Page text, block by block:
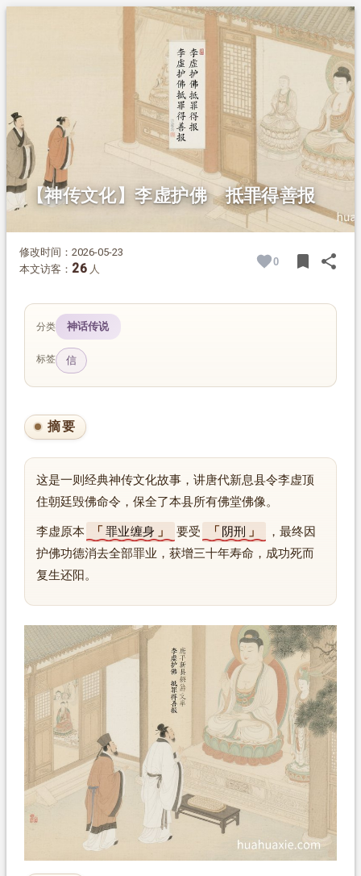
【神传文化】李虚护佛 抵罪得善报
修改时间：2026-05-23
本文访客： 26 人
0 bookmark share
分类 神话传说
标签 信
摘要
这是一则经典神传文化故事，讲唐代新息县令李虚顶
住朝廷毁佛命令，保全了本县所有佛堂佛像。
李虚原本 罪业缠身 要受 阴刑
，最终因
护佛功德消去全部罪业，获增三十年寿命，成功死而
复生还阳。